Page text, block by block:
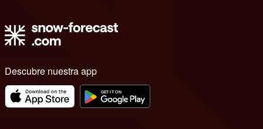
Descubre nuestra app